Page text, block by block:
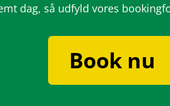
dag, så udfyld vores
Book nu